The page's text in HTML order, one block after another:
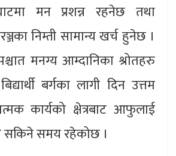
मन प्रशन्न रहनेछ तथा
निम्ती सामान्य खर्च हुनेछ ।
मनग्य आम्दानिका श्रोतहरु
बर्गका लागी दिन उत्तम
कार्यको क्षेत्रबाट आफुलाई
समय रहेकोछ ।